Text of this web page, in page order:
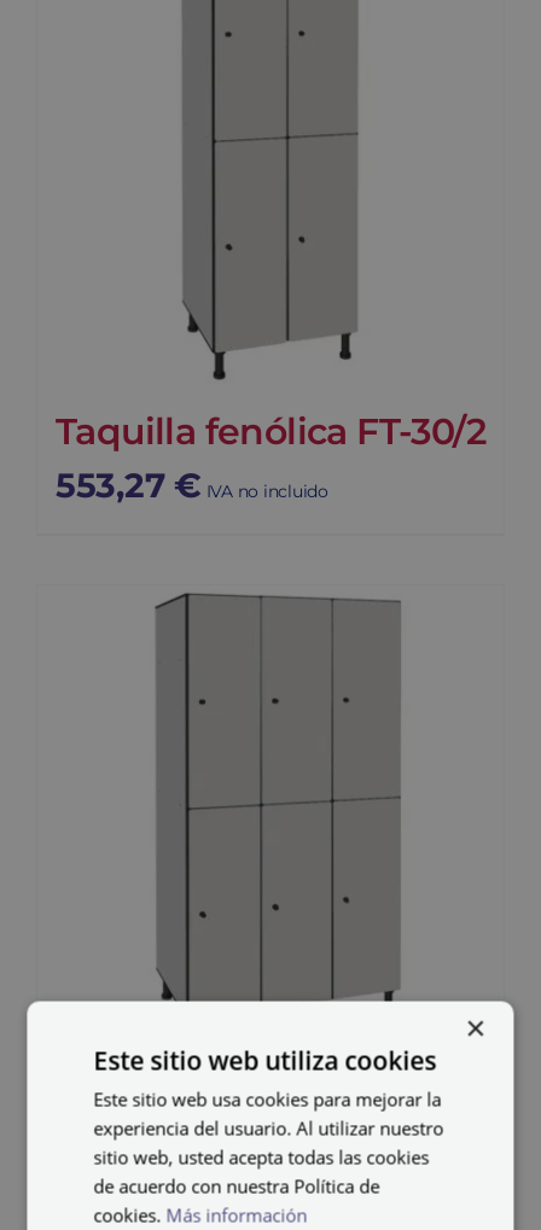
Taquilla fenólica FT-30/2
553,27 € IVA no incluido
Taquilla fenólica FT-30/3
782,08€ IVA no incluido
×
Este sitio web utiliza cookies
Este sitio web usa cookies para mejorar la
experiencia del usuario. Al utilizar nuestro
sitio web, usted acepta todas las cookies
de acuerdo con nuestra Política de
cookies. Más información